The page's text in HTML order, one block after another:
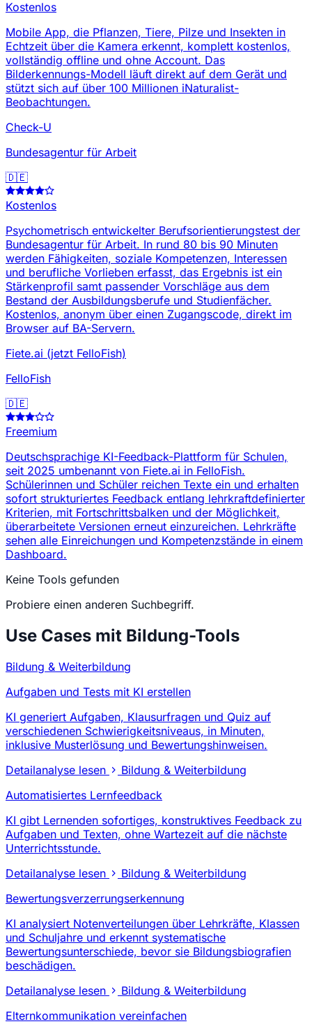
Kostenlos
Mobile App, die Pflanzen, Tiere, Pilze und Insekten in
Echtzeit über die Kamera erkennt, komplett kostenlos,
vollständig offline und ohne Account. Das
Bilderkennungs-Modell läuft direkt auf dem Gerät und
stützt sich auf über 100 Millionen iNaturalist-
Beobachtungen.
Check-U
Bundesagentur für Arbeit
🇩🇪
Kostenlos
Psychometrisch entwickelter Berufsorientierungstest der
Bundesagentur für Arbeit. In rund 80 bis 90 Minuten
werden Fähigkeiten, soziale Kompetenzen, Interessen
und berufliche Vorlieben erfasst, das Ergebnis ist ein
Stärkenprofil samt passender Vorschläge aus dem
Bestand der Ausbildungsberufe und Studienfächer.
Kostenlos, anonym über einen Zugangscode, direkt im
Browser auf BA-Servern.
Fiete.ai (jetzt FelloFish)
FelloFish
🇩🇪
Freemium
Deutschsprachige KI-Feedback-Plattform für Schulen,
seit 2025 umbenannt von Fiete.ai in FelloFish.
Schülerinnen und Schüler reichen Texte ein und erhalten
sofort strukturiertes Feedback entlang lehrkraftdefinierter
Kriterien, mit Fortschrittsbalken und der Möglichkeit,
überarbeitete Versionen erneut einzureichen. Lehrkräfte
sehen alle Einreichungen und Kompetenzstände in einem
Dashboard.
Keine Tools gefunden
Probiere einen anderen Suchbegriff.
Use Cases mit Bildung-Tools
Bildung & Weiterbildung
Aufgaben und Tests mit KI erstellen
KI generiert Aufgaben, Klausurfragen und Quiz auf
verschiedenen Schwierigkeitsniveaus, in Minuten,
inklusive Musterlösung und Bewertungshinweisen.
Detailanalyse lesen
Bildung & Weiterbildung
Automatisiertes Lernfeedback
KI gibt Lernenden sofortiges, konstruktives Feedback zu
Aufgaben und Texten, ohne Wartezeit auf die nächste
Unterrichtsstunde.
Detailanalyse lesen
Bildung & Weiterbildung
Bewertungsverzerrungserkennung
KI analysiert Notenverteilungen über Lehrkräfte, Klassen
und Schuljahre und erkennt systematische
Bewertungsunterschiede, bevor sie Bildungsbiografien
beschädigen.
Detailanalyse lesen
Bildung & Weiterbildung
Elternkommunikation vereinfachen